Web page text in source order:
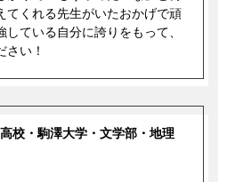
てくれる先生がいたおかげで頑
ている自分に誇りをもって、
さい！
校・駒澤大学・文学部・地理